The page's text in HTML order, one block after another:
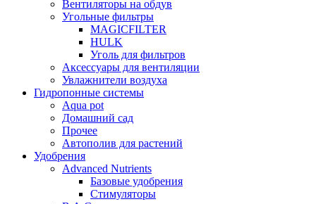
Вентиляторы на обдув
Угольные фильтры
MAGICFILTER
HULK
Уголь для фильтров
Аксессуары для вентиляции
Увлажнители воздуха
Гидропонные системы
Aqua pot
Домашний сад
Прочее
Автополив для растений
Удобрения
Advanced Nutrients
Базовые удобрения
Стимуляторы